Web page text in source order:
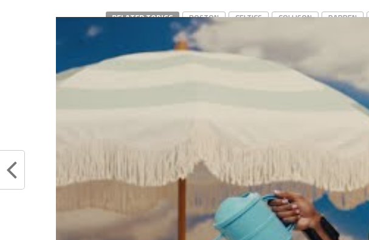
RELATED TOPICS BOSTON CELTICS COLLISON DARREN
CLICK TO COMMENT